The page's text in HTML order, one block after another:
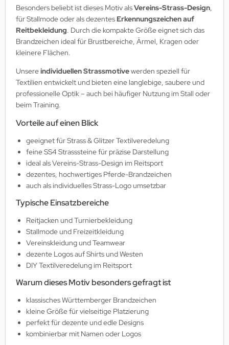
Besonders beliebt ist dieses Motiv alsVereins-Strass-Design,
für Stallmode oder als dezentes Erkennungszeichen auf
Reitbekleidung. Durch die kompakte Größe eignet sich das
Brandzeichen ideal für Brustbereiche, Ärmel, Kragen oder
kleinere Flächen.
Unsereindividuellen Strassmotivewerden speziell für
Textilien entwickelt und bieten eine langlebige, saubere und
professionelle Optik – auch bei häufiger Nutzung im Stall oder
beim Training.
Vorteile auf einen Blick
geeignet für Strass & Glitzer Textilveredelung
feine SS4 Strasssteine für präzise Darstellung
ideal als Vereins-Strass-Design im Reitsport
dezentes, hochwertiges Pferde-Brandzeichen
auch als individuelles Strass-Logo umsetzbar
Typische Einsatzbereiche
Reitjacken und Turnierbekleidung
Stallmode und Freizeitkleidung
Vereinskleidung und Teamwear
dezente Logos auf Shirts und Westen
DIY Textilveredelung im Reitsport
Warum dieses Motiv besonders gefragt ist
klassisches Württemberger Brandzeichen
kleine Größe für vielseitige Platzierung
perfekt für dezente und edle Designs
kombinierbar mit Namen oder Logos